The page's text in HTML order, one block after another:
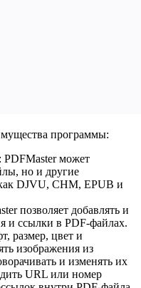
программы:
может
но и другие
DJVU, CHM, EPUB и
позволяет добавлять и
и ссылки в PDF-файлах.
размер, цвет и
изображения из
и изменять их
URL или номер